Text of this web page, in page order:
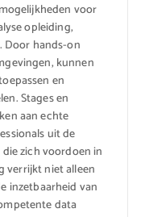
voor
opleiding,
Door hands-on
kunnen
en
Stages en
aan echte
uit de
zich voordoen in
verrijkt niet alleen
inzetbaarheid van
data